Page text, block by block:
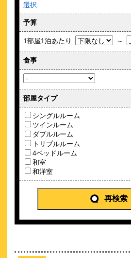
歌舞伎町の中心にある全室禁煙ホテル！
約 0.39 km
新宿プリンスホテル
新宿駅から徒歩約5分！夏休みやビジネ
♪
ホテルアマネク新宿
\9,691～
クチコミ
お陰様で二周年 2024.11 朝食新メニ
ＪＲ西日本グルー
選択
予算
1部屋1泊あたり ～
食事
部屋タイプ
シングルルーム
ツインルーム
ダブルルーム
トリプルルーム
4ベッドルーム
和室
和洋室
再検索